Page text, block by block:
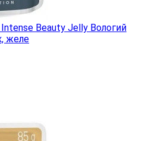
Intense Beauty Jelly Вологий
желе